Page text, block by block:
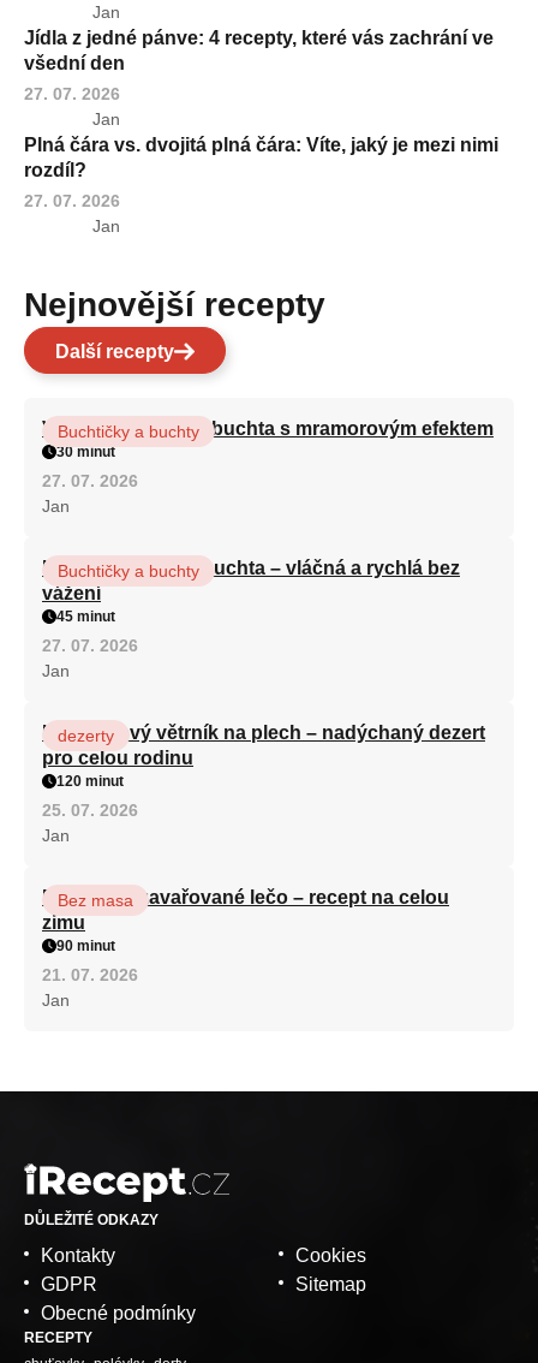
Jan
Jídla z jedné pánve: 4 recepty, které vás zachrání ve
všední den
27. 07. 2026
Jan
Plná čára vs. dvojitá plná čára: Víte, jaký je mezi nimi
rozdíl?
27. 07. 2026
Jan
Nejnovější recepty
Další recepty
Vláčná olejová litá buchta s mramorovým efektem
Buchtičky a buchty
30 minut
27. 07. 2026
Jan
Hrnková maková buchta – vláčná a rychlá bez
vážení
Buchtičky a buchty
45 minut
27. 07. 2026
Jan
Karamelový větrník na plech – nadýchaný dezert
pro celou rodinu
dezerty
120 minut
25. 07. 2026
Jan
Babiččino zavařované lečo – recept na celou
zimu
Bez masa
90 minut
21. 07. 2026
Jan
DŮLEŽITÉ ODKAZY
Kontakty
GDPR
Obecné podmínky
Cookies
Sitemap
RECEPTY